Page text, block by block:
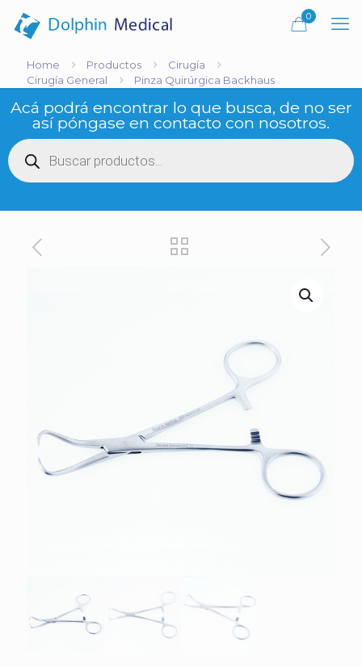
0
Home Productos
Cirugía
Cirugía General
Pinza Quirúrgica Backhaus
Acá podrá encontrar lo que busca, de no ser
así póngase en contacto con nosotros.
Búsqueda
de
productos